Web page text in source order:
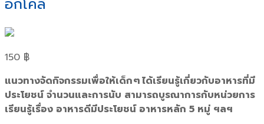
150 ฿
แนวทางจัดกิจกรรมเพื่อให้เด็ก ๆ ได้เรียนรู้เกี่ยวกับอาหารที่มี
ประโยชน์ จำนวนและการนับ สามารถบูรณาการกับหน่วยการ
เรียนรู้เรื่อง อาหารดีมีประโยชน์ อาหารหลัก 5 หมู่ ฯลฯ